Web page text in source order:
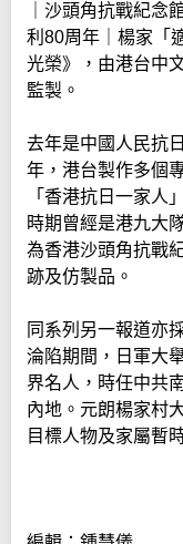
｜沙頭角抗戰紀念
利80周年｜楊家「
光榮》，由港台中
監製。
去年是中國人民抗
年，港台製作多個
「香港抗日一家人
時期曾經是港九大
為香港沙頭角抗戰
跡及仿製品。
同系列另一報道亦
淪陷期間，日軍大
界名人，時任中共
內地。元朗楊家村
目標人物及家屬暫